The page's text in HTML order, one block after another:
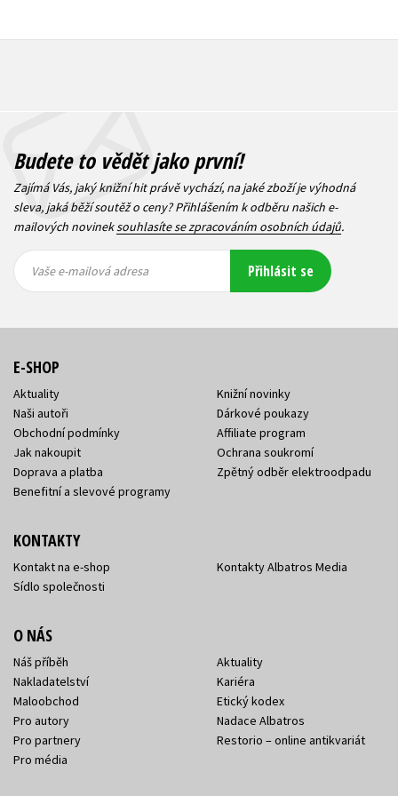
Budete to vědět jako první!
Zajímá Vás, jaký knižní hit právě vychází, na jaké zboží je výhodná
sleva, jaká běží soutěž o ceny? Přihlášením k odběru našich e-
mailových novineksouhlasíte se zpracováním osobních údajů.
mailová
mailová
Vaše e-mailová adresa Přihlásit se
E-SHOP
Aktuality
Naši autoři
Obchodní podmínky
Jak nakoupit
Doprava a platba
Benefitní a slevové programy
Knižní novinky
Dárkové poukazy
Affiliate program
Ochrana soukromí
Zpětný odběr elektroodpadu
KONTAKTY
Kontakt na e-shop
Sídlo společnosti
Kontakty Albatros Media
O NÁS
Náš příběh
Nakladatelství
Maloobchod
Pro autory
Pro partnery
Pro média
Aktuality
Kariéra
Etický kodex
Nadace Albatros
Restorio – online antikvariát